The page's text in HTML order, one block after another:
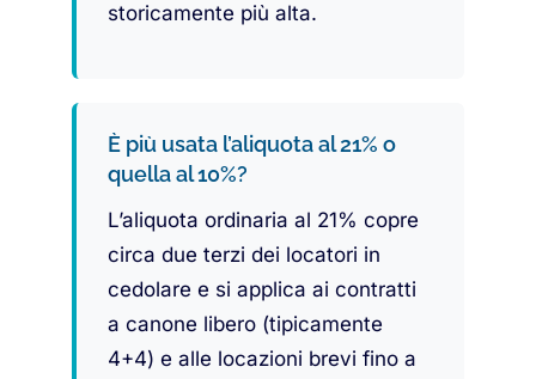
storicamente più alta.
È più usata l’aliquota al 21% o
quella al 10%?
L’aliquota ordinaria al 21% copre
circa due terzi dei locatori in
cedolare e si applica ai contratti
a canone libero (tipicamente
4+4) e alle locazioni brevi fino a